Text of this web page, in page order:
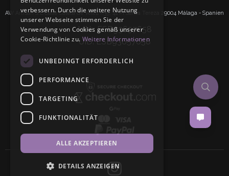
AW Artisan S.L.Calle Caleta de Velez n39, 41 PI Santa Tereza 29004 Málaga - Spanien
IdNr: ESB93657658
UID: ESB93657658
verbessern. Durch die weitere Nutzung
unserer Webseite stimmen Sie der
Verwendung von Cookies gemäß unserer
Cookie-Richtlinie zu. Weitere Informationen
UNBEDINGT ERFORDERLICH
PERFORMANCE
TARGETING
FUNKTIONALITÄT
ALLE AKZEPTIEREN
DETAILS ANZEIGEN